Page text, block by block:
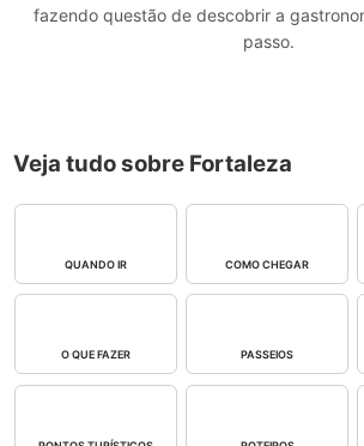
fazendo questão de descobrir a
passo.
Veja tudo sobre Fortaleza
QUANDO IR COMO CHEGAR
O QUE FAZER PASSEIOS